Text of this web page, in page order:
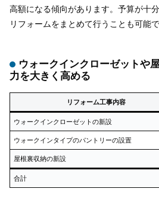
高額になる傾向があります。予算が十
リフォームをまとめて行うことも可能で
ウォークインクローゼットや
力を大きく高める
リフォーム工事内容
ウォークインクローゼットの新設
ウォークインタイプのパントリーの設置
屋根裏収納の新設
合計